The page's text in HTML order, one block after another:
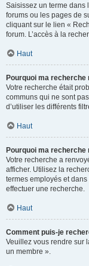
Saisissez un terme dans
forums ou les pages de
cliquant sur le lien «
forum. L’accès à la
Haut
Pourquoi ma
Votre recherche était
communs qui ne sont
d’utiliser les différents
Haut
Pourquoi ma recherche
Votre recherche a
afficher. Utilisez la
termes employés et
effectuer une recherche.
Haut
Comment puis-je
Veuillez vous rendre sur
un membre ».